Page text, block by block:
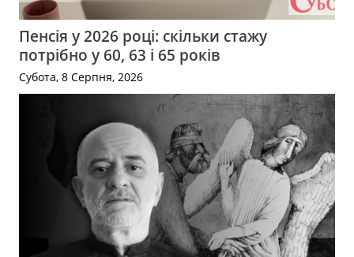
Пенсія у 2026 році: скільки стажу
потрібно у 60, 63 і 65 років
Субота, 8 Серпня, 2026